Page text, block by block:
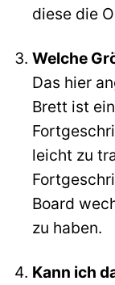
diese die
Welche
Das hier
Brett ist
leicht zu
Board
zu haben.
Kann ich